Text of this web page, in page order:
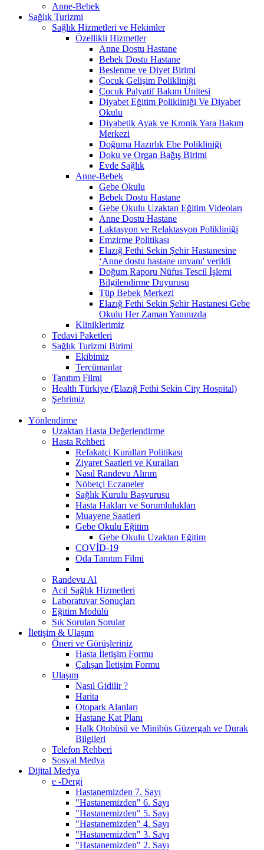
Anne-Bebek
Sağlık Turizmi
Sağlık Hizmetleri ve Hekimler
Özellikli Hizmetler
Anne Dostu Hastane
Bebek Dostu Hastane
Beslenme ve Diyet Birimi
Çocuk Gelişim Polikliniği
Çocuk Palyatif Bakım Ünitesi
Diyabet Eğitim Polikliniği Ve Diyabet
Okulu
Diyabetik Ayak ve Kronik Yara Bakım
Merkezi
Doğuma Hazırlık Ebe Polikliniği
Doku ve Organ Bağış Birimi
Evde Sağlık
Anne-Bebek
Gebe Okulu
Bebek Dostu Hastane
Gebe Okulu Uzaktan Eğitim Videoları
Anne Dostu Hastane
Laktasyon ve Relaktasyon Polikliniği
Emzirme Politikası
Elazığ Fethi Sekin Şehir Hastanesine
‘Anne dostu hastane unvanı' verildi
Doğum Raporu Nüfus Tescil İşlemi
Bilgilendirme Duyurusu
Tüp Bebek Merkezi
Elazığ Fethi Sekin Şehir Hastanesi Gebe
Okulu Her Zaman Yanınızda
Kliniklerimiz
Tedavi Paketleri
Sağlık Turizmi Birimi
Ekibimiz
Tercümanlar
Tanıtım Filmi
Health Türkiye (Elazığ Fethi Sekin City Hospital)
Şehrimiz
Yönlendirme
Uzaktan Hasta Değerlendirme
Hasta Rehberi
Refakatçi Kuralları Politikası
Ziyaret Saatleri ve Kuralları
Nasıl Randevu Alırım
Nöbetçi Eczaneler
Sağlık Kurulu Başvurusu
Hasta Hakları ve Sorumlulukları
Muayene Saatleri
Gebe Okulu Eğitim
Gebe Okulu Uzaktan Eğitim
COVİD-19
Oda Tanıtım Filmi
Randevu Al
Acil Sağlık Hizmetleri
Laboratuvar Sonuçları
Eğitim Modülü
Sık Sorulan Sorular
İletişim & Ulaşım
Öneri ve Görüşleriniz
Hasta İletişim Formu
Çalışan İletişim Formu
Ulaşım
Nasıl Gidilir ?
Harita
Otopark Alanları
Hastane Kat Planı
Halk Otobüsü ve Minibüs Güzergah ve Durak
Bilgileri
Telefon Rehberi
Sosyal Medya
Dijital Medya
e -Dergi
Hastanemizden 7. Sayı
"Hastanemizden" 6. Sayı
"Hastanemizden" 5. Sayı
"Hastanemizden" 4. Sayı
"Hastanemizden" 3. Sayı
"Hastanemizden" 2. Sayı